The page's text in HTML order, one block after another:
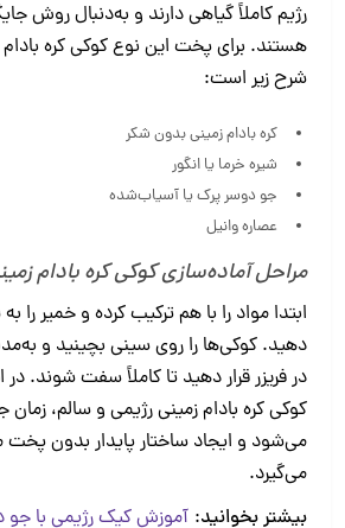
رژیم کاملاً گیاهی دارند و به‌دنبال روش
هستند. برای پخت این نوع کوکی کره بادام
شرح زیر است:
کره بادام زمینی بدون شکر
شیره خرما یا انگور
جو دوسر پرک یا آسیاب‌شده
عصاره وانیل
مراحل آماده‌سازی کوکی کره بادام
ابتدا مواد را با هم ترکیب کرده و خمیر را
در فریزر قرار دهید تا کاملاً سفت شوند.
کوکی کره بادام زمینی رژیمی و سالم، زمان
می‌شود و ایجاد ساختار پایدار بدون پخت
می‌گیرد.
بیشتر بخوانید: آموزش کیک رژیمی با جو